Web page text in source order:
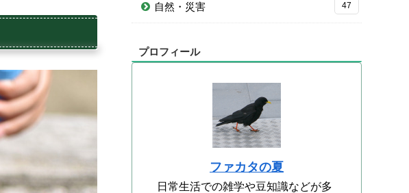
自然・災害 47
プロフィール
ファカタの夏
日常生活での雑学や豆知識などが多